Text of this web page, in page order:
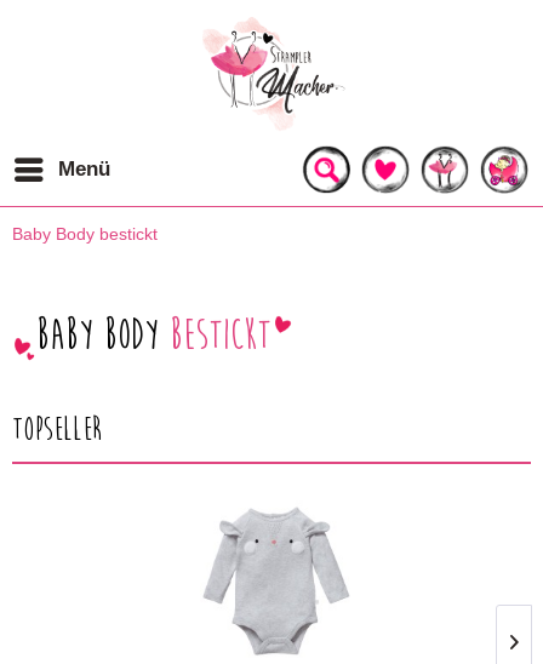
Menü
Baby Body bestickt
Baby Body bestickt
Topseller